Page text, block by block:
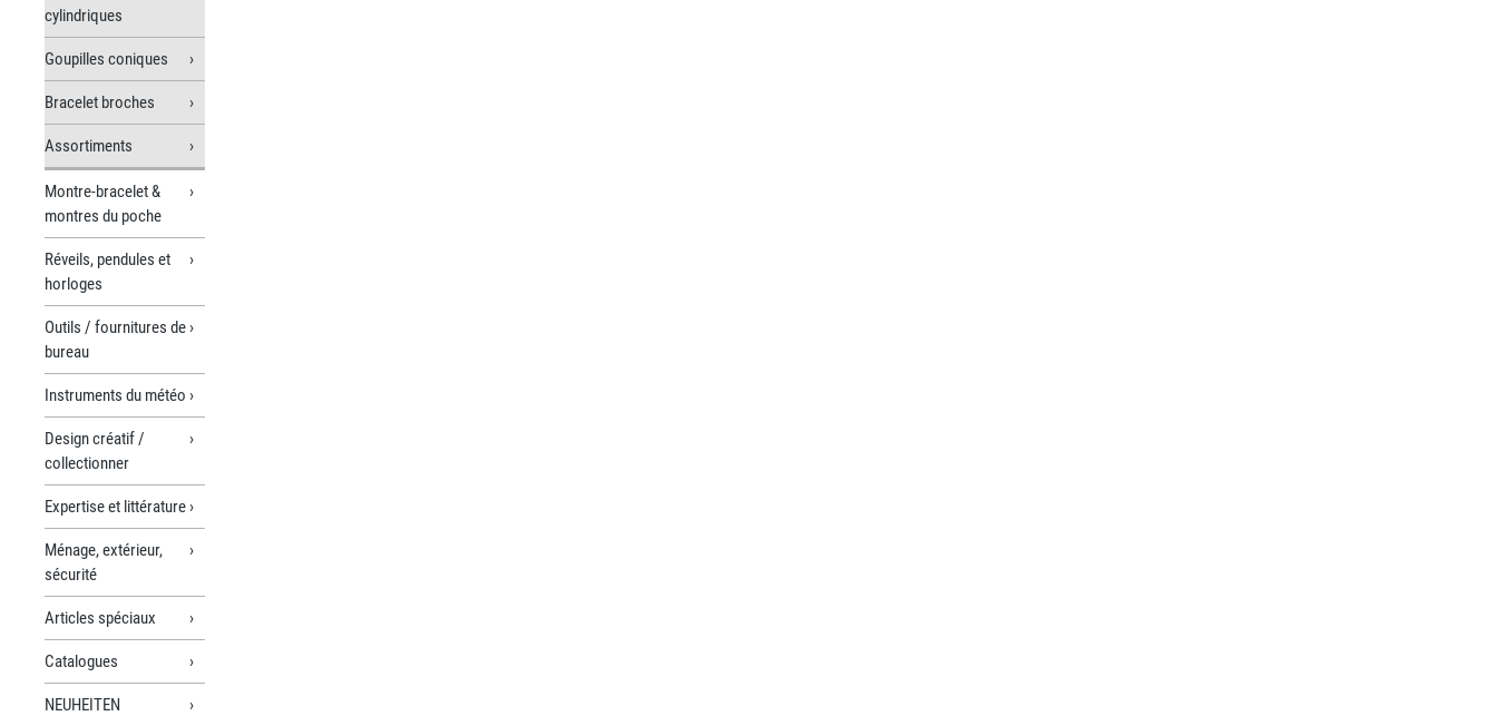
cylindriques
Goupilles coniques
Bracelet broches
Assortiments
Montre-bracelet &
montres du poche
Réveils, pendules et
horloges
Outils / fournitures de
bureau
Instruments du météo
Design créatif /
collectionner
Expertise et littérature
Ménage, extérieur,
sécurité
Articles spéciaux
Catalogues
NEUHEITEN